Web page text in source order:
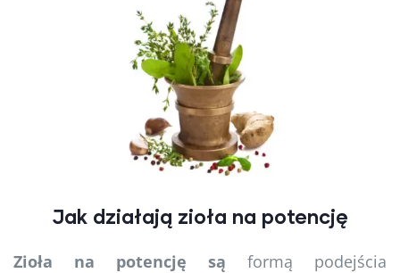
Jak działają zioła na potencję
Zioła na potencję są formą podejścia